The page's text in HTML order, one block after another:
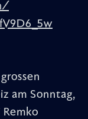
am Sonntag,